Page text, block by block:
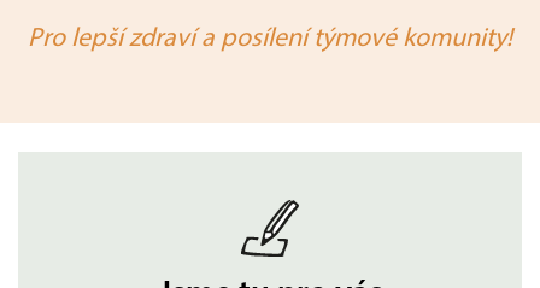
Pro lepší zdraví a posílení týmové komunity!